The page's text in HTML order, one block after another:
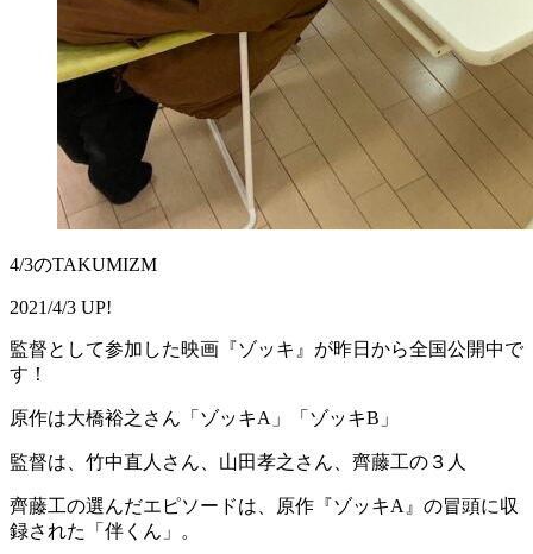
4/3のTAKUMIZM
2021/4/3 UP!
監督として参加した映画『ゾッキ』が昨日から全国公開中で
す！
原作は大橋裕之さん「ゾッキA」「ゾッキB」
監督は、竹中直人さん、山田孝之さん、齊藤工の３人
齊藤工の選んだエピソードは、原作『ゾッキA』の冒頭に収
録された「伴くん」。